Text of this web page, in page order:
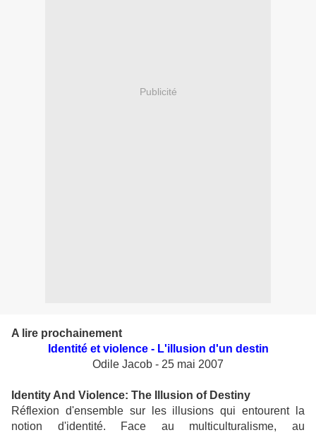
Publicité
A lire prochainement
Identité et violence - L'illusion d'un destin
Odile Jacob - 25 mai 2007
Identity And Violence: The Illusion of Destiny
Réflexion d'ensemble sur les illusions qui entourent la
notion d'identité. Face au multiculturalisme, au